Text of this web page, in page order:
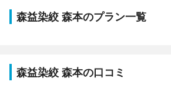
森益染絞 森本のプラン一覧
森益染絞 森本の口コミ